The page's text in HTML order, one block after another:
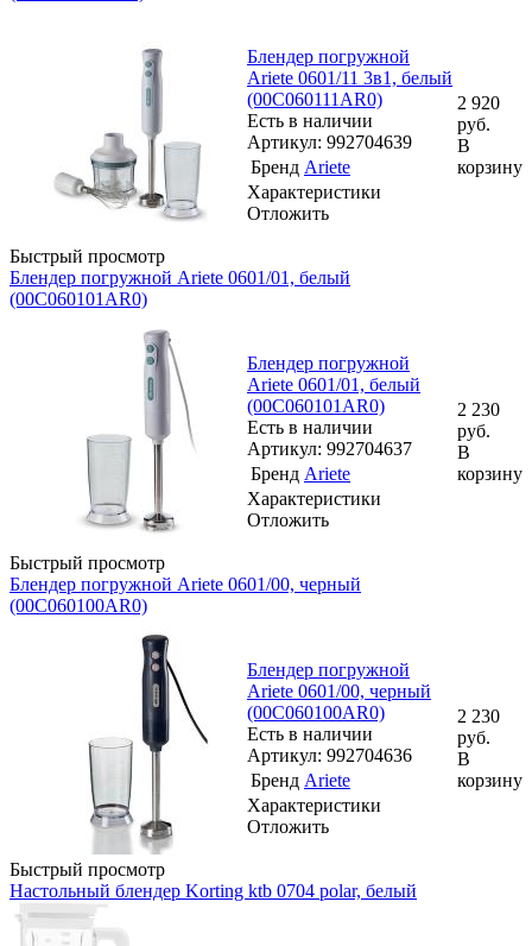
Быстрый просмотр
Блендер погружной
Ariete 0601/11 3в1, белый
(00C060111AR0)
Есть в наличии
Артикул: 992704639
Бренд Ariete
Характеристики
Отложить
2 920
руб.
В
корзину
Блендер погружной Ariete 0601/01, белый
(00C060101AR0)
Быстрый просмотр
Блендер погружной
Ariete 0601/01, белый
(00C060101AR0)
Есть в наличии
Артикул: 992704637
Бренд Ariete
Характеристики
Отложить
2 230
руб.
В
корзину
Блендер погружной Ariete 0601/00, черный
(00C060100AR0)
Быстрый просмотр
Блендер погружной
Ariete 0601/00, черный
(00C060100AR0)
Есть в наличии
Артикул: 992704636
Бренд Ariete
Характеристики
Отложить
2 230
руб.
В
корзину
Настольный блендер Korting ktb 0704 polar, белый